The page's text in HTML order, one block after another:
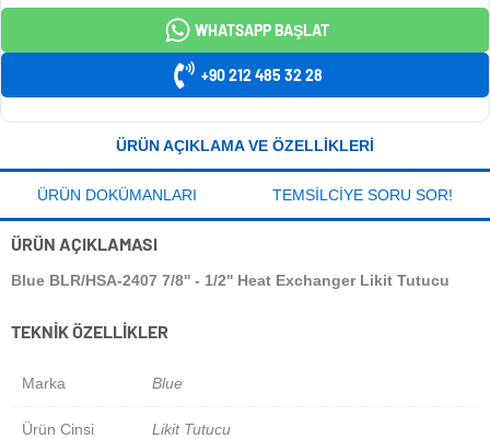
WHATSAPP BAŞLAT
+90 212 485 32 28
ÜRÜN AÇIKLAMA VE ÖZELLIKLERI
ÜRÜN DOKÜMANLARI TEMSILCIYE SORU SOR!
ÜRÜN AÇIKLAMASI
Blue BLR/HSA-2407 7/8'' - 1/2'' Heat Exchanger Likit Tutucu
TEKNIK ÖZELLIKLER
Marka Blue
Ürün Cinsi Likit Tutucu